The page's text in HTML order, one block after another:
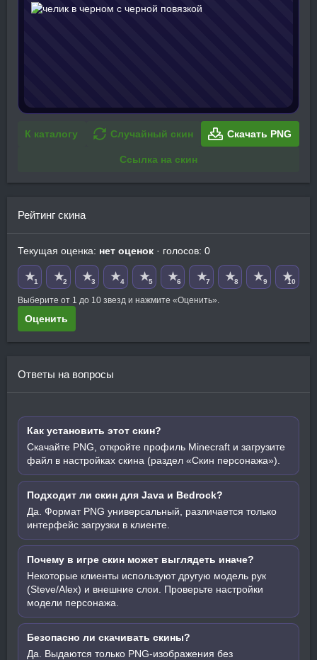
К каталогу Случайный скин Скачать PNG
Ссылка на скин
Рейтинг скина
Текущая оценка: нет оценок · голосов: 0
★1 ★2 ★3 ★4 ★5 ★6 ★7 ★8 ★9 ★10
Выберите от 1 до 10 звезд и нажмите «Оценить».
Оценить
Ответы на вопросы
Как установить этот скин?
Скачайте PNG, откройте профиль Minecraft и загрузите
файл в настройках скина (раздел «Скин персонажа»).
Подходит ли скин для Java и Bedrock?
Да. Формат PNG универсальный, различается только
интерфейс загрузки в клиенте.
Почему в игре скин может выглядеть иначе?
Некоторые клиенты используют другую модель рук
(Steve/Alex) и внешние слои. Проверьте настройки
модели персонажа.
Безопасно ли скачивать скины?
Да. Выдаются только PNG-изображения без